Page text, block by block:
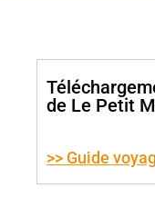
de Le Petit
>> Guide